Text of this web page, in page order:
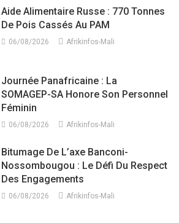
Aide Alimentaire Russe : 770 Tonnes
De Pois Cassés Au PAM
06/08/2026 Afrikinfos-Mali
Journée Panafricaine : La
SOMAGEP-SA Honore Son Personnel
Féminin
06/08/2026 Afrikinfos-Mali
Bitumage De L’axe Banconi-
Nossombougou : Le Défi Du Respect
Des Engagements
06/08/2026 Afrikinfos-Mali